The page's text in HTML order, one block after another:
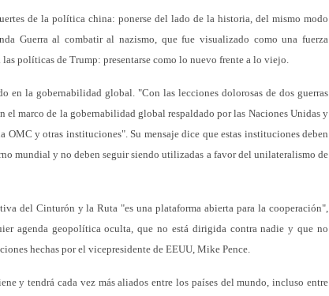
de la política china: ponerse del lado de la historia, del mismo modo
Guerra al combatir al nazismo, que fue visualizado como una fuerza
las políticas de Trump: presentarse como lo nuevo frente a lo viejo.
en la gobernabilidad global. "Con las lecciones dolorosas de dos guerras
el marco de la gobernabilidad global respaldado por las Naciones Unidas y
y otras instituciones". Su mensaje dice que estas instituciones deben
mundial y no deben seguir siendo utilizadas a favor del unilateralismo de
del Cinturón y la Ruta "es una plataforma abierta para la cooperación",
agenda geopolítica oculta, que no está dirigida contra nadie y que no
hechas por el vicepresidente de EEUU, Mike Pence.
y tendrá cada vez más aliados entre los países del mundo, incluso entre